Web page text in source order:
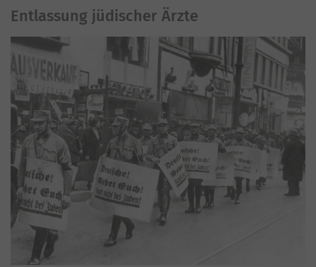
Entlassung jüdischer Ärzte